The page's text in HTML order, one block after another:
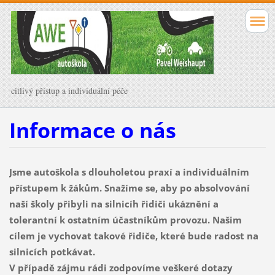
citlivý přístup a individuální péče
Informace o nás
Jsme autoškola s dlouholetou praxí a individuálním
přístupem k žákům. Snažíme se, aby po absolvování
naší školy přibyli na silnicíh řidiči ukáznění a
tolerantní k ostatním účastníkům provozu. Našim
cílem je vychovat takové řidiče, které bude radost na
silnicích potkávat.
V případě zájmu rádi zodpovíme veškeré dotazy